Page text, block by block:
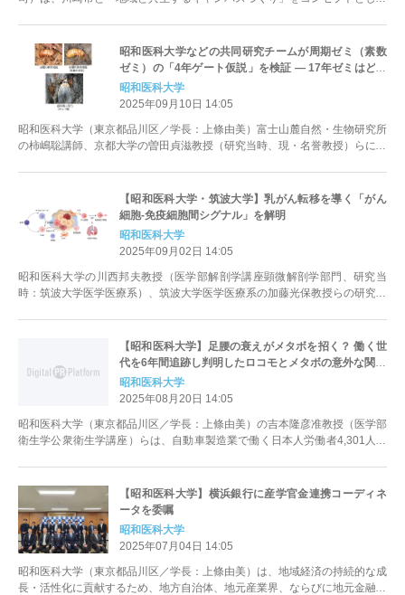
昭和医科大学などの共同研究チームが周期ゼミ（素数
ゼミ）の「4年ゲート仮説」を検証 ― 17年ゼミはどう
やって羽化のタイミングを決めているのか？
昭和医科大学
2025年09月10日 14:05
昭和医科大学（東京都品川区／学長：上條由美）富士山麓自然・生物研究所
の柿嶋聡講師、京都大学の曽田貞滋教授（研究当時、現・名誉教授）らによ
【昭和医科大学・筑波大学】乳がん転移を導く「がん
細胞-免疫細胞間シグナル」を解明
昭和医科大学
2025年09月02日 14:05
昭和医科大学の川西邦夫教授（医学部解剖学講座顕微解剖学部門、研究当
時：筑波大学医学医療系）、筑波大学医学医療系の加藤光保教授らの研究グ
【昭和医科大学】足腰の衰えがメタボを招く？ 働く世
代を6年間追跡し判明したロコモとメタボの意外な関係
昭和医科大学
2025年08月20日 14:05
昭和医科大学（東京都品川区／学長：上條由美）の吉本隆彦准教授（医学部
衛生学公衆衛生学講座）らは、自動車製造業で働く日本人労働者4,301人を
【昭和医科大学】横浜銀行に産学官金連携コーディネ
ータを委嘱
昭和医科大学
2025年07月04日 14:05
昭和医科大学（東京都品川区／学長：上條由美）は、地域経済の持続的な成
長・活性化に貢献するため、地方自治体、地元産業界、ならびに地元金融機